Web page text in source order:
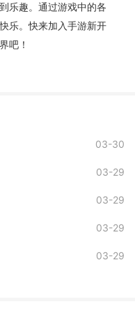
乐趣。通过游戏中的各
乐。快来加入手游新开
吧！
03-30
03-29
03-29
03-29
03-29